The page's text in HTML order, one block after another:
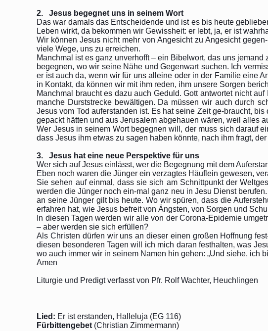
2. Jesus begegnet uns in seinem Wort
Das war damals das Entscheidende und ist es bis heute
Leben wirkt, da bekommen wir Gewissheit: er lebt, ja, er ist
Wir können Jesus nicht mehr von Angesicht zu Angesicht
viele Wege, uns zu erreichen.
Manchmal ist es ganz unverhofft – ein Bibelwort, das uns
begegnen, wo wir seine Nähe und Gegenwart suchen. Ich
er ist auch da, wenn wir für uns alleine oder in der Familie eine
in Kontakt, da können wir mit ihm reden, ihm unsere Sorgen
Manchmal braucht es dazu auch Geduld. Gott antwortet nicht
manche Durststrecke bewältigen. Da müssen wir auch durch
Jesus vom Tod auferstanden ist. Es hat seine Zeit ge-braucht,
gepackt hätten und aus Jerusalem abgehauen wären, weil alles
Wer Jesus in seinem Wort begegnen will, der muss sich darauf
dass Jesus ihm etwas zu sagen haben könnte, nach ihm fragt,
3. Jesus hat eine neue Perspektive für uns
Wer sich auf Jesus einlässt, wer die Begegnung mit dem
Eben noch waren die Jünger ein verzagtes Häuflein gewesen,
Sie sehen auf einmal, dass sie sich am Schnittpunkt der
werden die Jünger noch ein-mal ganz neu in Jesu Dienst
an seine Jünger gilt bis heute. Wo wir spüren, dass die
erfahren hat, wie Jesus befreit von Ängsten, von Sorgen und
In diesen Tagen werden wir alle von der Corona-Epidemie
– aber werden sie sich erfüllen?
Als Christen dürfen wir uns an dieser einen großen Hoffnung
diesen besonderen Tagen will ich mich daran festhalten, was
wo auch immer wir in seinem Namen hin gehen: „Und siehe, ich
Amen
Liturgie und Predigt verfasst von Pfr. Rolf Wachter, Heuchlingen
Lied: Er ist erstanden, Halleluja (EG 116)
Fürbittengebet (Christian Zimmermann)